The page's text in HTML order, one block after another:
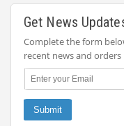
Get News
Complete the form
recent news and